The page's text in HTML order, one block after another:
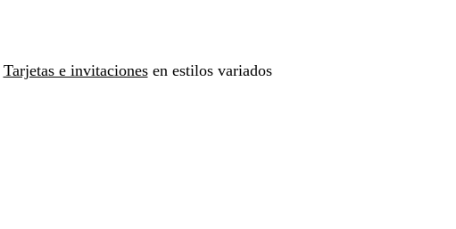
Tarjetas e invitacionesen estilos variados